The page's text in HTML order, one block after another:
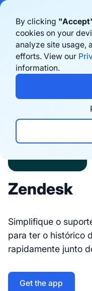
By clicking
cookies on your
analyze site usage,
efforts. View our
information.
Benelux in 2026. Learn more
Integrations
Zendesk
Simplifique o
para ter o histórico
rapidamente junto
Get the app